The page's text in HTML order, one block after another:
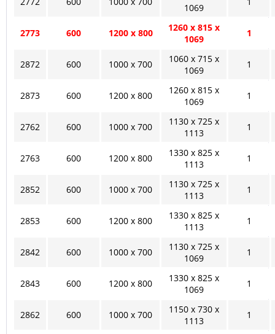
1069
2773 600 1200 x 800
1260 x 815 x
1069
1
2872 600 1000 x 700
1060 x 715 x
1069
1
2873 600 1200 x 800
1260 x 815 x
1069
1
2762 600 1000 x 700
1130 x 725 x
1113
1
2763 600 1200 x 800
1330 x 825 x
1113
1
2852 600 1000 x 700
1130 x 725 x
1113
1
2853 600 1200 x 800
1330 x 825 x
1113
1
2842 600 1000 x 700
1130 x 725 x
1069
1
2843 600 1200 x 800
1330 x 825 x
1069
1
2862 600 1000 x 700
1150 x 730 x
1113
1